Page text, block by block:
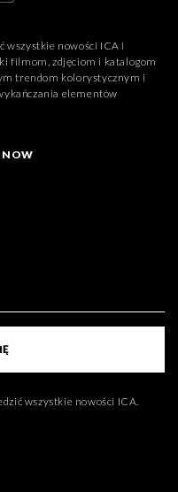
wszystkie nowości ICA i
filmom, zdjęciom i katalogom
trendom kolorystycznym i
elementów
NOW
wszystkie nowości ICA.